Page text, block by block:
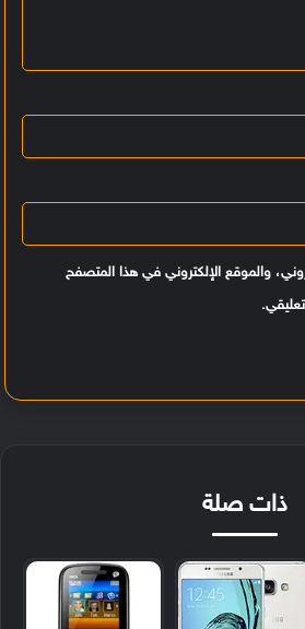
والموقع الإلكتروني في هذا المتصفح
ذات صلة